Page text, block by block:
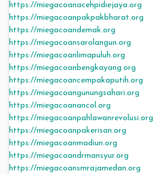
https://miegacoanacehpidiejaya.org
https://miegacoanpakpakbharat.org
https://miegacoandemak.org
https://miegacoansarolangun.org
https://miegacoanlimapuluh.org
https://miegacoanbengkayang.org
https://miegacoancempakaputih.org
https://miegacoangunungsahari.org
https://miegacoanancol.org
https://miegacoanpahlawanrevolusi.org
https://miegacoanpakerisan.org
https://miegacoanmadiun.org
https://miegacoandrmansyur.org
https://miegacoansmrajamedan.org